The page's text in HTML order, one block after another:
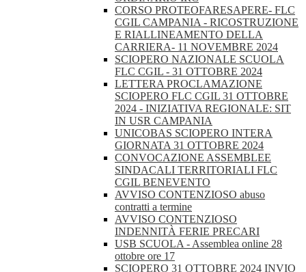
CORSO PROTEOFARESAPERE- FLC
CGIL CAMPANIA - RICOSTRUZIONE
E RIALLINEAMENTO DELLA
CARRIERA- 11 NOVEMBRE 2024
SCIOPERO NAZIONALE SCUOLA
FLC CGIL - 31 OTTOBRE 2024
LETTERA PROCLAMAZIONE
SCIOPERO FLC CGIL 31 OTTOBRE
2024 - INIZIATIVA REGIONALE: SIT
IN USR CAMPANIA
UNICOBAS SCIOPERO INTERA
GIORNATA 31 OTTOBRE 2024
CONVOCAZIONE ASSEMBLEE
SINDACALI TERRITORIALI FLC
CGIL BENEVENTO
AVVISO CONTENZIOSO abuso
contratti a termine
AVVISO CONTENZIOSO
INDENNITÀ FERIE PRECARI
USB SCUOLA - Assemblea online 28
ottobre ore 17
SCIOPERO 31 OTTOBRE 2024 INVIO